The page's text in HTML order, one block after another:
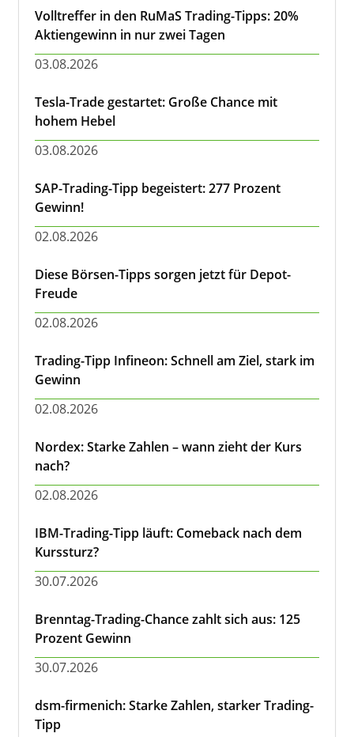
Volltreffer in den RuMaS Trading-Tipps: 20%
Aktiengewinn in nur zwei Tagen
03.08.2026
Tesla-Trade gestartet: Große Chance mit
hohem Hebel
03.08.2026
SAP-Trading-Tipp begeistert: 277 Prozent
Gewinn!
02.08.2026
Diese Börsen-Tipps sorgen jetzt für Depot-
Freude
02.08.2026
Trading-Tipp Infineon: Schnell am Ziel, stark im
Gewinn
02.08.2026
Nordex: Starke Zahlen – wann zieht der Kurs
nach?
02.08.2026
IBM-Trading-Tipp läuft: Comeback nach dem
Kurssturz?
30.07.2026
Brenntag-Trading-Chance zahlt sich aus: 125
Prozent Gewinn
30.07.2026
dsm-firmenich: Starke Zahlen, starker Trading-
Tipp